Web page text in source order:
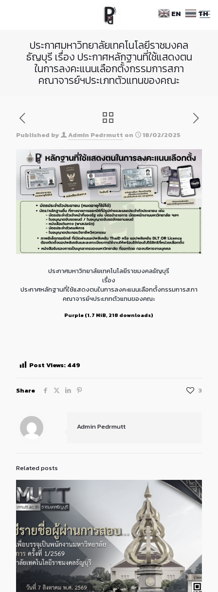
ประกาศมหาวิทยาลัยเทคโนโลยีราชมงคล
ธัญบุรี เรื่อง ประกาศหลักฐานที่ใช้แสดงตน
ในการลงคะแนนเลือกตั้งกรรมการสภา
คณาจารย์ฯประเภทตัวแทนของคณะ
Published by Admin Pedrmutt on 18/02/2025
ประกาศมหาวิทยาลัยเทคโนโลยีราชมงคลธัญบุรี
เรื่อง
ประกาศหลักฐานที่ใช้แสดงตนในการลงคะแนนเลือกตั้งกรรมการสภา
คณาจารย์ฯประเภทตัวแทนของคณะ
Purple (1.7 MiB, 218 downloads)
Post Views: 449
Share 3
Admin Pedrmutt
Related posts
EN TH